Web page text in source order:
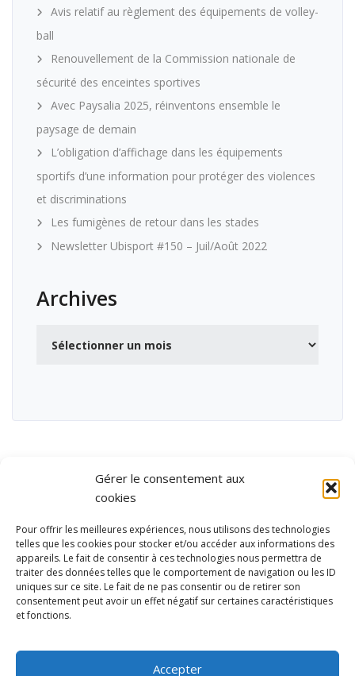
Gérer le consentement aux
cookies
Pour offrir les meilleures expériences, nous utilisons des technologies
telles que les cookies pour stocker et/ou accéder aux informations des
appareils. Le fait de consentir à ces technologies nous permettra de
traiter des données telles que le comportement de navigation ou les ID
uniques sur ce site. Le fait de ne pas consentir ou de retirer son
consentement peut avoir un effet négatif sur certaines caractéristiques
et fonctions.
Accepter
Avis relatif au règlement des équipements de volley-
ball
Renouvellement de la Commission nationale de
sécurité des enceintes sportives
Avec Paysalia 2025, réinventons ensemble le
paysage de demain
L’obligation d’affichage dans les équipements
sportifs d’une information pour protéger des violences
et discriminations
Les fumigènes de retour dans les stades
Newsletter Ubisport #150 – Juil/Août 2022
Archives
et de loisirs
Contact